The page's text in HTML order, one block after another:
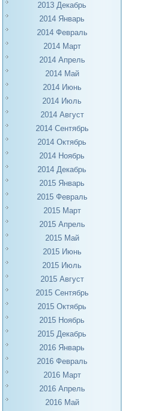
2013 Декабрь
2014 Январь
2014 Февраль
2014 Март
2014 Апрель
2014 Май
2014 Июнь
2014 Июль
2014 Август
2014 Сентябрь
2014 Октябрь
2014 Ноябрь
2014 Декабрь
2015 Январь
2015 Февраль
2015 Март
2015 Апрель
2015 Май
2015 Июнь
2015 Июль
2015 Август
2015 Сентябрь
2015 Октябрь
2015 Ноябрь
2015 Декабрь
2016 Январь
2016 Февраль
2016 Март
2016 Апрель
2016 Май